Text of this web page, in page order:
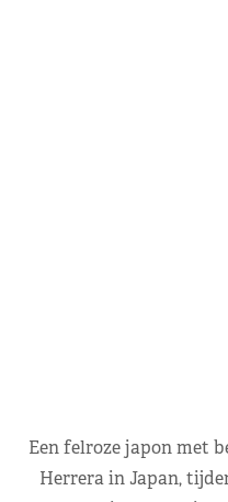
Een felroze japon met
Herrera in Japan,